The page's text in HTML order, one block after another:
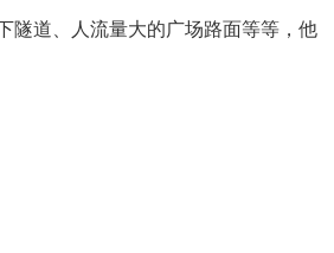
隧道、人流量大的广场路面等等，他